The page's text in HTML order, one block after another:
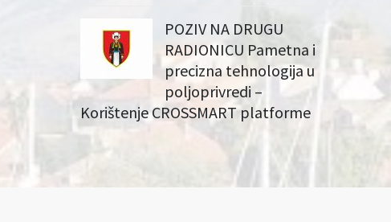
POZIV NA DRUGU
RADIONICU Pametna i
precizna tehnologija u
poljoprivredi –
Korištenje CROSSMART platforme